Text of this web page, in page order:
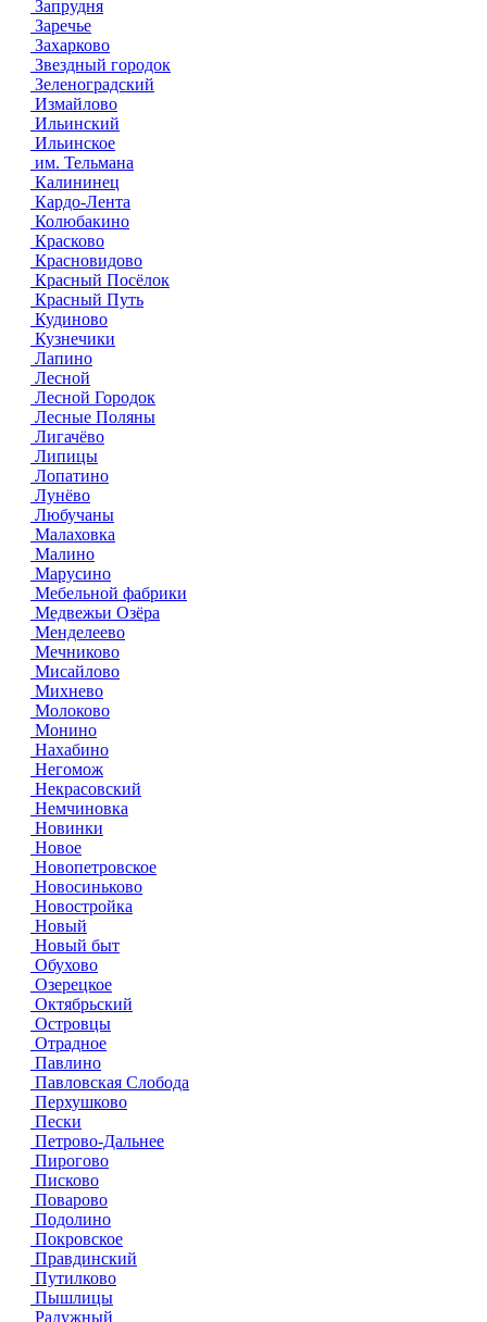
Запрудня
Заречье
Захарково
Звездный городок
Зеленоградский
Измайлово
Ильинский
Ильинское
им. Тельмана
Калининец
Кардо-Лента
Колюбакино
Красково
Красновидово
Красный Посёлок
Красный Путь
Кудиново
Кузнечики
Лапино
Лесной
Лесной Городок
Лесные Поляны
Лигачёво
Липицы
Лопатино
Лунёво
Любучаны
Малаховка
Малино
Марусино
Мебельной фабрики
Медвежьи Озёра
Менделеево
Мечниково
Мисайлово
Михнево
Молоково
Монино
Нахабино
Негомож
Некрасовский
Немчиновка
Новинки
Новое
Новопетровское
Новосиньково
Новостройка
Новый
Новый быт
Обухово
Озерецкое
Октябрьский
Островцы
Отрадное
Павлино
Павловская Слобода
Перхушково
Пески
Петрово-Дальнее
Пирогово
Писково
Поварово
Подолино
Покровское
Правдинский
Путилково
Пышлицы
Радужный